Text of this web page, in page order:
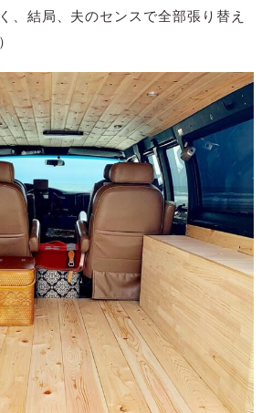
、結局、夫のセンスで全部張り替え